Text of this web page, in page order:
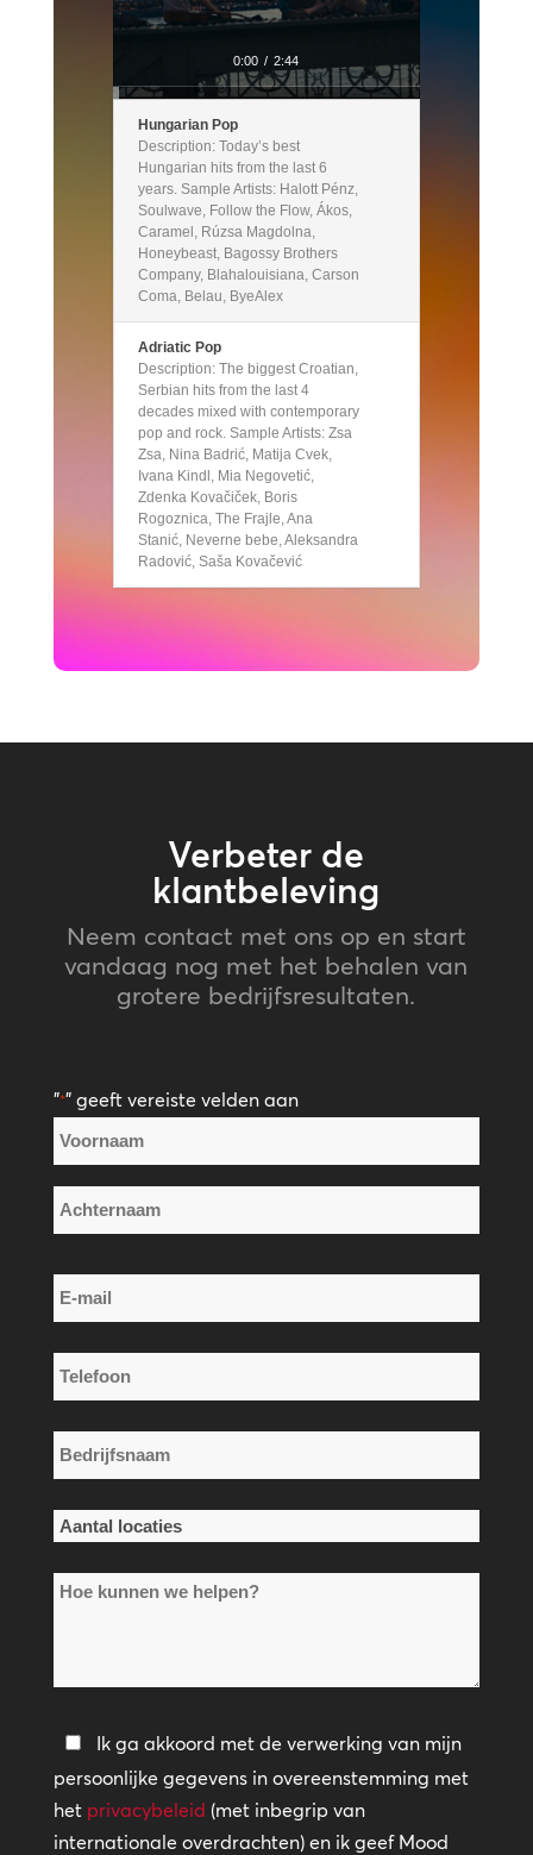
0:00 / 2:44
Hungarian Pop
Description: Today’s best
Hungarian hits from the last 6
years. Sample Artists: Halott Pénz,
Soulwave, Follow the Flow, Ákos,
Caramel, Rúzsa Magdolna,
Honeybeast, Bagossy Brothers
Company, Blahalouisiana, Carson
Coma, Belau, ByeAlex
Adriatic Pop
Description: The biggest Croatian,
Serbian hits from the last 4
decades mixed with contemporary
pop and rock. Sample Artists: Zsa
Zsa, Nina Badrić, Matija Cvek,
Ivana Kindl, Mia Negovetić,
Zdenka Kovačiček, Boris
Rogoznica, The Frajle, Ana
Stanić, Neverne bebe, Aleksandra
Radović, Saša Kovačević
Verbeter de
klantbeleving
Neem contact met ons op en start
vandaag nog met het behalen van
grotere bedrijfsresultaten.
"*" geeft vereiste velden aan
Naam
*
E-
mail
*
Telefoon
*
Bedrijfsnaam
*
Aantal
*Hoe
helpen?
Privacybeleid
*
Ik ga akkoord met de verwerking van mijn
persoonlijke gegevens in overeenstemming met
het privacybeleid (met inbegrip van
internationale overdrachten) en ik geef Mood